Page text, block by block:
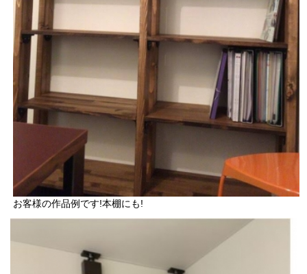
お客様の作品例です!本棚にも!